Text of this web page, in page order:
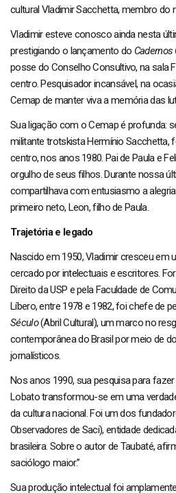
cultural Vladimir Sacchetta, membro do
Vladimir esteve conosco ainda nesta
prestigiando o lançamento do Cadernos
posse do Conselho Consultivo, na sala
centro. Pesquisador incansável, na
Cemap de manter viva a memória das
Sua ligação com o Cemap é profunda:
militante trotskista Hermínio Sacchetta,
centro, nos anos 1980. Pai de Paula e
orgulho de seus filhos. Durante nossa
compartilhava com entusiasmo a
primeiro neto, Leon, filho de Paula.
Trajetória e legado
Nascido em 1950, Vladimir cresceu em
cercado por intelectuais e escritores.
Direito da USP e pela Faculdade de
Líbero, entre 1978 e 1982, foi chefe de
Século(Abril Cultural), um marco no
contemporânea do Brasil por meio de
jornalísticos.
Nos anos 1990, sua pesquisa para
Lobato transformou-se em uma
da cultura nacional. Foi um dos
Observadores de Saci), entidade
brasileira. Sobre o autor de Taubaté,
saciólogo maior.”
Sua produção intelectual foi